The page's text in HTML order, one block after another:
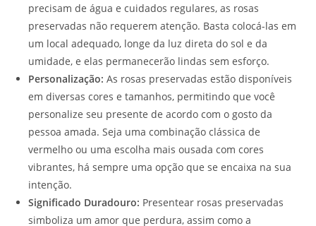
precisam de água e cuidados regulares, as rosas
preservadas não requerem atenção. Basta colocá-las em
um local adequado, longe da luz direta do sol e da
umidade, e elas permanecerão lindas sem esforço.
Personalização: As rosas preservadas estão disponíveis
em diversas cores e tamanhos, permitindo que você
personalize seu presente de acordo com o gosto da
pessoa amada. Seja uma combinação clássica de
vermelho ou uma escolha mais ousada com cores
vibrantes, há sempre uma opção que se encaixa na sua
intenção.
Significado Duradouro: Presentear rosas preservadas
simboliza um amor que perdura, assim como a